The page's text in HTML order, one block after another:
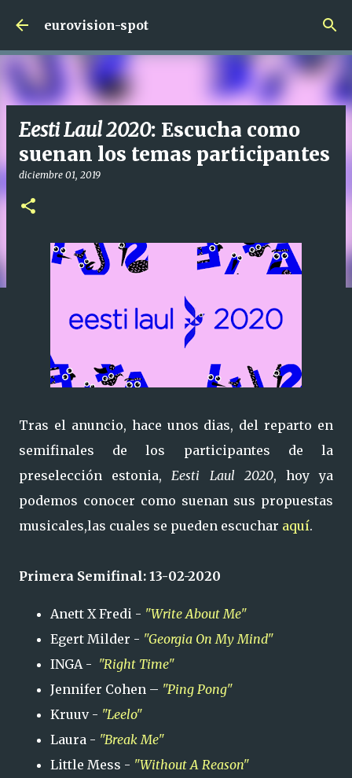
Ir al contenido principal
eurovision-spot
Eesti Laul 2020: Escucha como
suenan los temas participantes
diciembre 01, 2019
Tras el anuncio, hace unos dias, del reparto en
semifinales de los participantes de la
preselección estonia,Eesti Laul 2020, hoy ya
podemos conocer como suenan sus propuestas
musicales,las cuales se pueden escuchar aquí.
Primera Semifinal: 13-02-2020
Anett X Fredi - "Write About Me"
Egert Milder - "Georgia On My Mind"
INGA - "Right Time"
Jennifer Cohen – "Ping Pong"
Kruuv - "Leelo"
Laura - "Break Me"
Little Mess - "Without A Reason"